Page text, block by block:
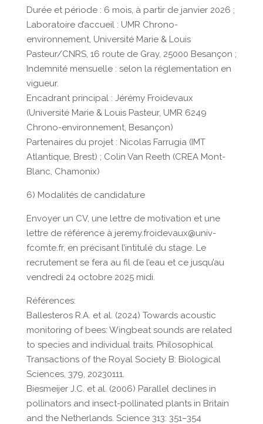
Durée et période : 6 mois, à partir de janvier 2026 ;
Laboratoire d’accueil : UMR Chrono-
environnement, Université Marie & Louis
Pasteur/CNRS, 16 route de Gray, 25000 Besançon ;
Indemnité mensuelle : selon la réglementation en
vigueur.
Encadrant principal : Jérémy Froidevaux
(Université Marie & Louis Pasteur, UMR 6249
Chrono-environnement, Besançon)
Partenaires du projet : Nicolas Farrugia (IMT
Atlantique, Brest) ; Colin Van Reeth (CREA Mont-
Blanc, Chamonix)
6) Modalités de candidature
Envoyer un CV, une lettre de motivation et une
lettre de référence à jeremy.froidevaux@univ-
fcomte.fr, en précisant l’intitulé du stage. Le
recrutement se fera au fil de l’eau et ce jusqu’au
vendredi 24 octobre 2025 midi.
Références:
Ballesteros R.A. et al. (2024) Towards acoustic
monitoring of bees: Wingbeat sounds are related
to species and individual traits. Philosophical
Transactions of the Royal Society B: Biological
Sciences, 379, 20230111.
Biesmeijer J.C. et al. (2006) Parallel declines in
pollinators and insect-pollinated plants in Britain
and the Netherlands. Science 313: 351–354